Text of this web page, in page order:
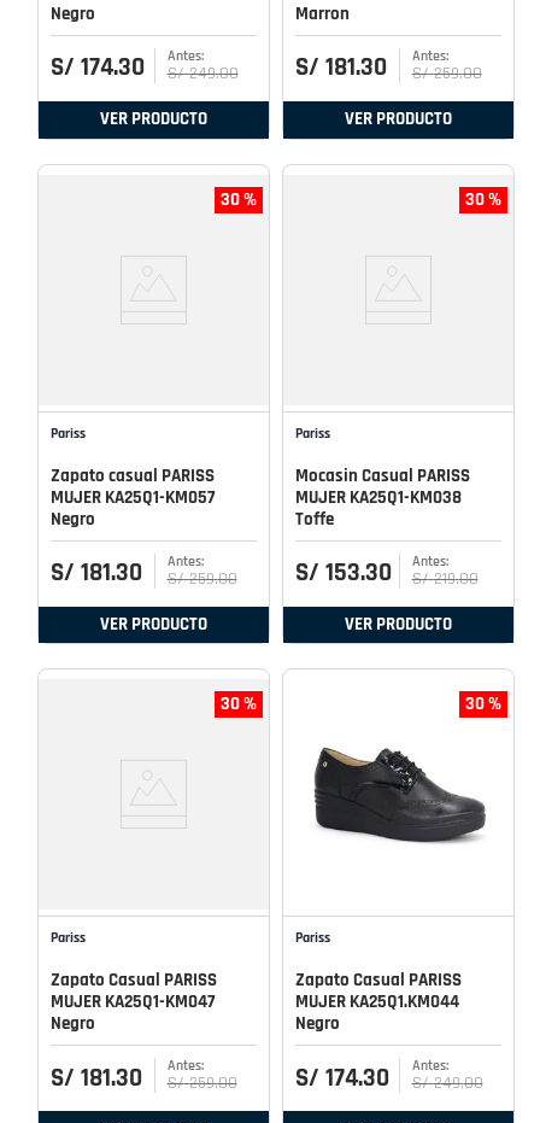
Negro
S/ 174.30 S/ 249.00
VER PRODUCTO
Marron
S/ 181.30 S/ 259.00
VER PRODUCTO
30 %
Pariss
Zapato casual PARISS
MUJER KA25Q1-KM057
Negro
S/ 181.30 S/ 259.00
VER PRODUCTO
30 %
Pariss
Mocasin Casual PARISS
MUJER KA25Q1-KM038
Toffe
S/ 153.30 S/ 219.00
VER PRODUCTO
30 %
Pariss
Zapato Casual PARISS
MUJER KA25Q1-KM047
Negro
S/ 181.30 S/ 259.00
30 %
Pariss
Zapato Casual PARISS
MUJER KA25Q1.KM044
Negro
S/ 174.30 S/ 249.00